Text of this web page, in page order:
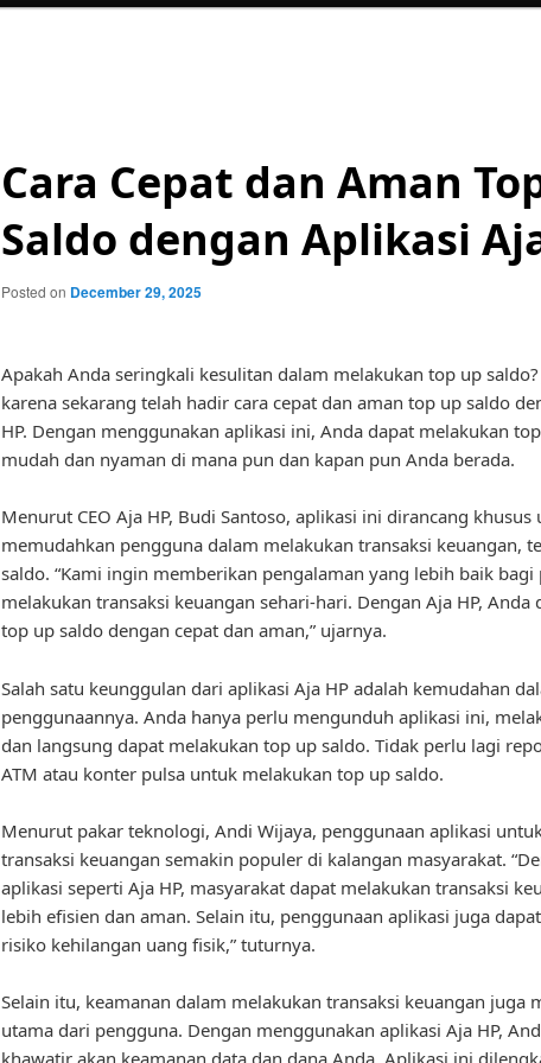
Cara Cepat dan Aman
Saldo dengan Aplikasi
Posted on December 29, 2025
Apakah Anda seringkali kesulitan dalam melakukan top up saldo?
karena sekarang telah hadir cara cepat dan aman top up saldo
HP. Dengan menggunakan aplikasi ini, Anda dapat melakukan
mudah dan nyaman di mana pun dan kapan pun Anda berada.
Menurut CEO Aja HP, Budi Santoso, aplikasi ini dirancang khusus
memudahkan pengguna dalam melakukan transaksi keuangan,
saldo. “Kami ingin memberikan pengalaman yang lebih baik bagi
melakukan transaksi keuangan sehari-hari. Dengan Aja HP, Anda
top up saldo dengan cepat dan aman,” ujarnya.
Salah satu keunggulan dari aplikasi Aja HP adalah kemudahan
penggunaannya. Anda hanya perlu mengunduh aplikasi ini,
dan langsung dapat melakukan top up saldo. Tidak perlu lagi
ATM atau konter pulsa untuk melakukan top up saldo.
Menurut pakar teknologi, Andi Wijaya, penggunaan aplikasi
transaksi keuangan semakin populer di kalangan masyarakat.
aplikasi seperti Aja HP, masyarakat dapat melakukan transaksi
lebih efisien dan aman. Selain itu, penggunaan aplikasi juga
risiko kehilangan uang fisik,” tuturnya.
Selain itu, keamanan dalam melakukan transaksi keuangan juga
utama dari pengguna. Dengan menggunakan aplikasi Aja HP,